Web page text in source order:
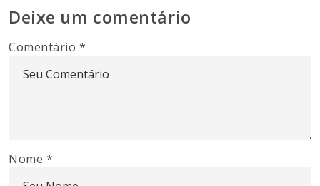
Deixe um comentário
Comentário*
Nome *